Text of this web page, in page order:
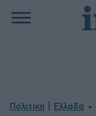
Πολιτική Ελλάδα